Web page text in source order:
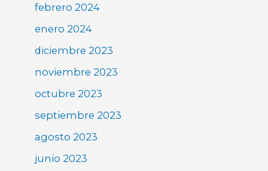
febrero 2024
enero 2024
diciembre 2023
noviembre 2023
octubre 2023
septiembre 2023
agosto 2023
junio 2023